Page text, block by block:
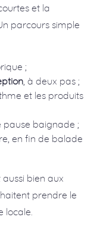
et la
parcours simple
;
, à deux pas ;
et les produits
pause baignade ;
en fin de balade
bien aux
prendre le
locale.